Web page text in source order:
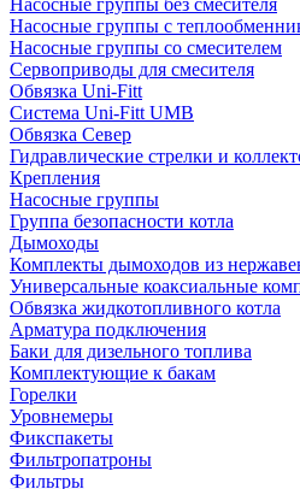
Насосные группы с
Насосные группы со смесителем
Сервоприводы для смесителя
Обвязка Uni-Fitt
Система Uni-Fitt UMB
Обвязка Север
Гидравлические стрелки и
Крепления
Насосные группы
Группа безопасности котла
Дымоходы
Комплекты дымоходов из
Универсальные коаксиальные
Обвязка жидкотопливного котла
Арматура подключения
Баки для дизельного топлива
Комплектующие к бакам
Горелки
Уровнемеры
Фикспакеты
Фильтропатроны
Фильтры